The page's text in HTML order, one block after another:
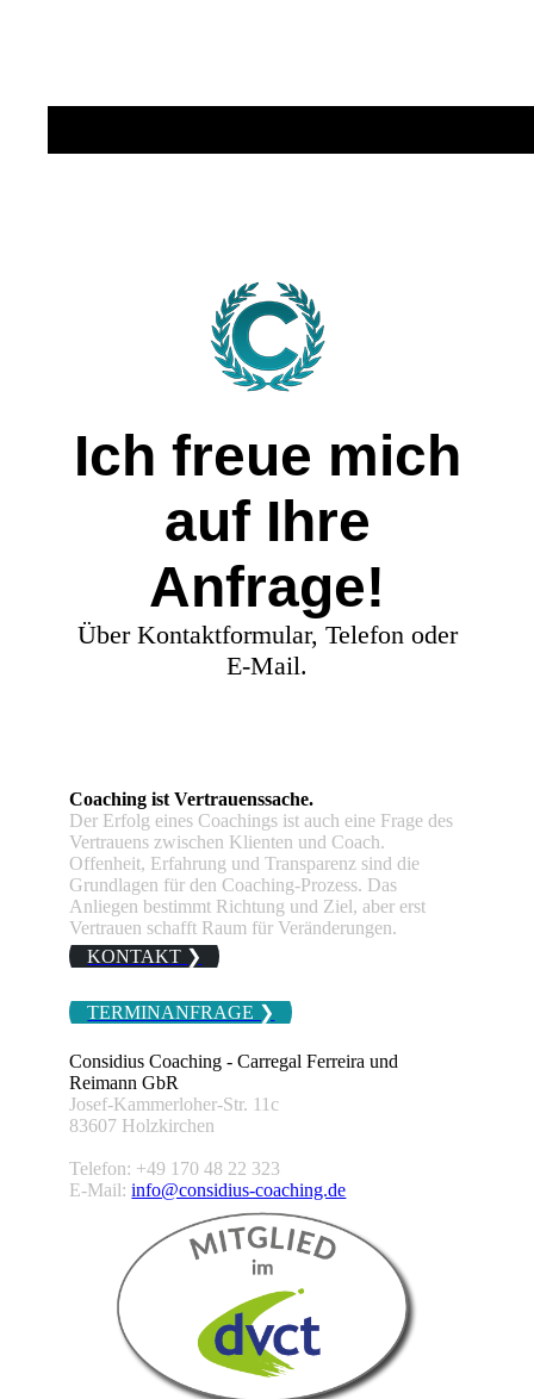
Ich freue mich
auf Ihre
Anfrage!
Über Kontaktformular, Telefon oder
E-Mail.
Coaching ist Vertrauenssache.
Der Erfolg eines Coachings ist auch eine Frage des
Vertrauens zwischen Klienten und Coach.
Offenheit, Erfahrung und Transparenz sind die
Grundlagen für den Coaching-Prozess. Das
Anliegen bestimmt Richtung und Ziel, aber erst
Vertrauen schafft Raum für Veränderungen.
KONTAKT ❯
TERMINANFRAGE ❯
Considius Coaching - Carregal Ferreira und
Reimann GbR
Josef-Kammerloher-Str. 11c
83607 Holzkirchen
Telefon: +49 170 48 22 323
E-Mail: info@considius-coaching.de